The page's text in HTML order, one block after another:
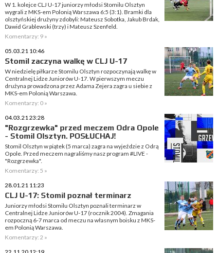
W 1. kolejce CLJ U-17 juniorzy młodsi Stomilu Olsztyn
wygrali z MKS-em Polonią Warszawa 6:5 (3:1). Bramki dla
olsztyńskiej drużyny zdobyli: Mateusz Sobotka, Jakub Brdak,
Dawid Grablewski (trzy) i Mateusz Szenfeld.
Komentarzy: 9 »
05.03.21 10:46
Stomil zaczyna walkę w CLJ U-17
W niedzielę piłkarze Stomilu Olsztyn rozpoczynają walkę w
Centralnej Lidze Juniorów U-17. W pierwszym meczu
drużyna prowadzona przez Adama Zejera zagra u siebie z
MKS-em Polonią Warszawa.
Komentarzy: 0 »
04.03.21 23:28
"Rozgrzewka" przed meczem Odra Opole
- Stomil Olsztyn. POSŁUCHAJ!
Stomil Olsztyn w piątek (5 marca) zagra na wyjeździe z Odrą
Opole. Przed meczem nagraliśmy nasz program #LIVE -
"Rozgrzewka".
Komentarzy: 5 »
28.01.21 11:23
CLJ U-17: Stomil poznał terminarz
Juniorzy młodsi Stomilu Olsztyn poznali terminarz w
Centralnej Lidze Juniorów U-17 (rocznik 2004). Zmagania
rozpoczną 6-7 marca od meczu na własnym boisku z MKS-
em Polonią Warszawa.
Komentarzy: 2 »